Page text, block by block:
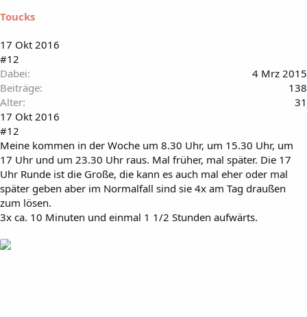
Toucks
17 Okt 2016
#12
Dabei
4 Mrz 2015
Beiträge
138
Alter
31
17 Okt 2016
#12
Meine kommen in der Woche um 8.30 Uhr, um 15.30 Uhr, um
17 Uhr und um 23.30 Uhr raus. Mal früher, mal später. Die 17
Uhr Runde ist die Große, die kann es auch mal eher oder mal
später geben aber im Normalfall sind sie 4x am Tag draußen
zum lösen.
3x ca. 10 Minuten und einmal 1 1/2 Stunden aufwärts.